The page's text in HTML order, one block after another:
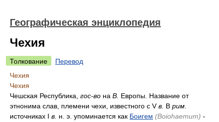
Географическая энциклопедия
Чехия
Толкование
Перевод
Чехия
Чехия
Чешская Республика, гос-во на В. Европы. Название от
этнонима слав, племени чехи, известного с Vв. В рим.
источниках I в. н. э. упоминается как Боигем (Boiohaemum) -